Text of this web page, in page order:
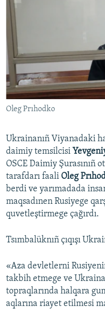
BLOGLAR
FİKİR
Русский
Українською
QOŞULIÑIZ!
RFE/RS bütün saytları
Oleg Prıhodko
Ukrainanıñ Viyanadaki
daimiy temsilcisi
OSCE Daimiy Şurasınıñ
tarafdarı faali Oleg
berdi ve yarımadada
maqsadınen Rusiyege
quvetleştirmege çağırdı. ​
Tsımbalüknıñ çıqışı
«Aza devletlerni
takbih etmege ve
topraqlarında halqara
aqlarına riayet etilmesi